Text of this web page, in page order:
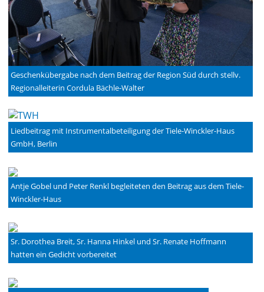
Geschenkübergabe nach dem Beitrag der Region Süd durch stellv.
Regionalleiterin Cordula Bächle-Walter
Liedbeitrag mit Instrumentalbeteiligung der Tiele-Winckler-Haus
GmbH, Berlin
Antje Gobel und Peter Renkl begleiteten den Beitrag aus dem Tiele-
Winckler-Haus
Sr. Dorothea Breit, Sr. Hanna Hinkel und Sr. Renate Hoffmann
hatten ein Gedicht vorbereitet